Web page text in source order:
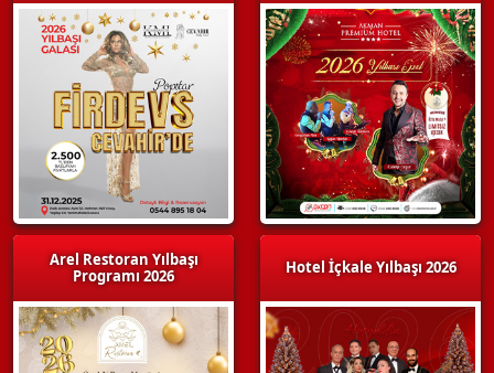
Arel Restoran Yılbaşı
Programı 2026
Hotel İçkale Yılbaşı 2026